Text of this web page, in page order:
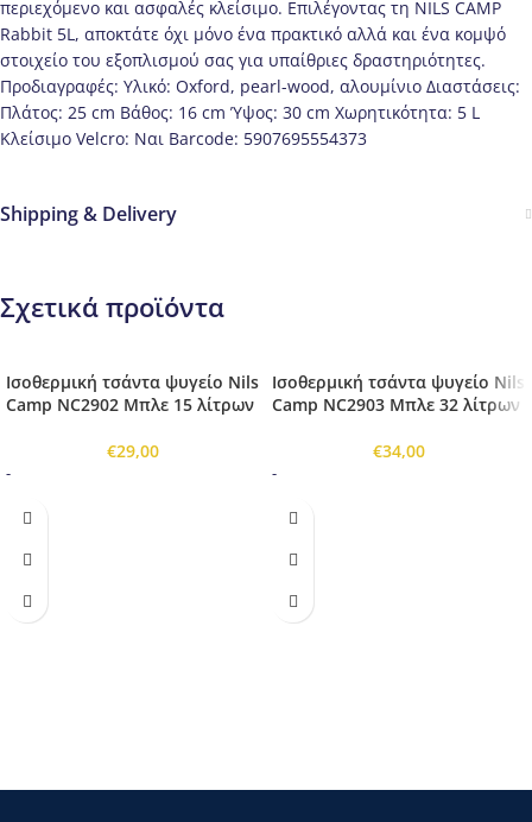
περιεχόμενο και ασφαλές κλείσιμο. Επιλέγοντας τη NILS CAMP
Rabbit 5L, αποκτάτε όχι μόνο ένα πρακτικό αλλά και ένα κομψό
στοιχείο του εξοπλισμού σας για υπαίθριες δραστηριότητες.
Προδιαγραφές: Υλικό: Oxford, pearl-wood, αλουμίνιο Διαστάσεις:
Πλάτος: 25 cm Βάθος: 16 cm Ύψος: 30 cm Χωρητικότητα: 5 L
Κλείσιμο Velcro: Ναι Barcode: 5907695554373
Shipping & Delivery
Σχετικά προϊόντα
Ισοθερμική τσάντα ψυγείο Nils
Camp NC2902 Μπλε 15 λίτρων
€29,00
-
Ισοθερμική τσάντα ψυγείο Nils
Camp NC2903 Μπλε 32 λίτρων
€34,00
-